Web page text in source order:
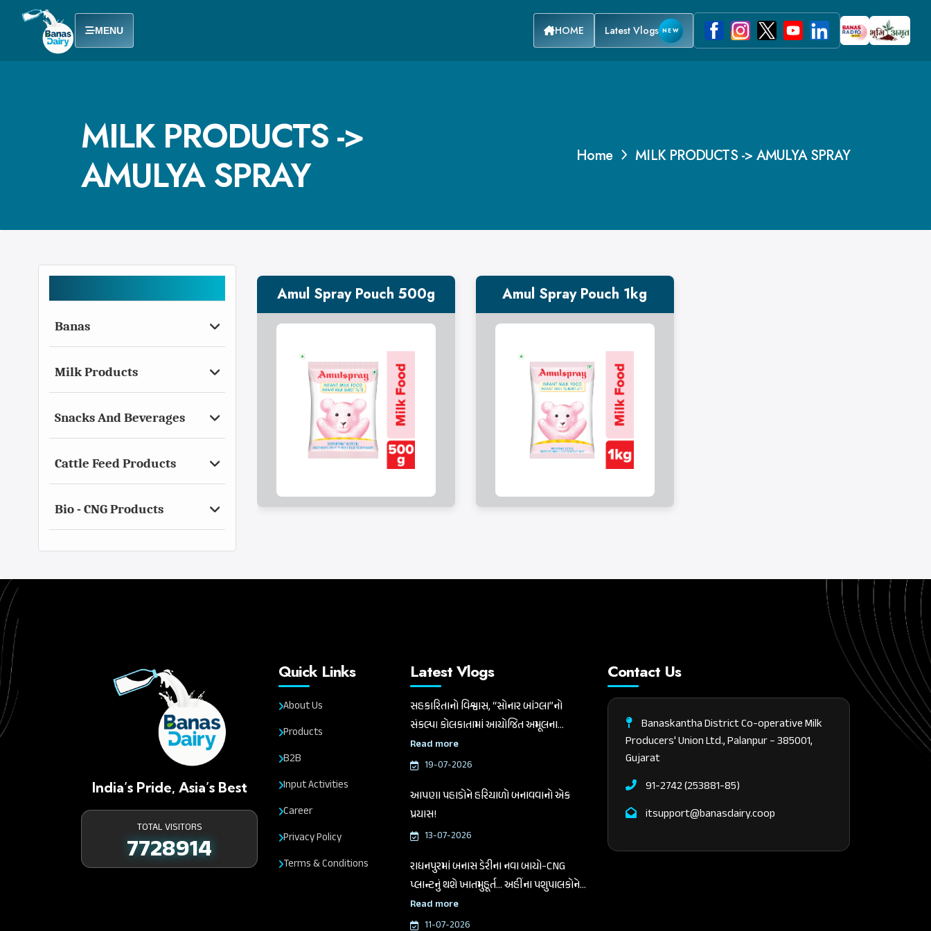
MENU HOME Latest Vlogs NEW
MILK PRODUCTS ->
AMULYA SPRAY
Home MILK PRODUCTS -> AMULYA SPRAY
Banas
Milk Products
Snacks And Beverages
Cattle Feed Products
Bio - CNG Products
Amul Spray Pouch 500g Amul Spray Pouch 1kg
India’s Pride, Asia’s Best
TOTAL VISITORS
7728914
Quick Links
About Us
Products
B2B
Input Activities
Career
Privacy Policy
Terms & Conditions
Latest Vlogs
સહકારિતાનો વિશ્વાસ, “સોનાર બાંગ્લા”નો
સંકલ્પ। કોલકાતામાં આયોજિત અમૂલના
સમારોહમાં માનનીય કેન્દ્રીય ગૃહ અને સહકાર
મંત્રી શ્રી અમિત શાહજીનું સ્વાગત કરતા ગુજરાત
ડેરીના ચેરમેન શ્રી શંકરભાઈ ચૌધરી
Read more
19-07-2026
આપણા પહાડોને હરિયાળો બનાવવાનો એક
પ્રયાસ!
13-07-2026
રાધનપુરમાં બનાસ ડેરીના નવા બાયો-CNG
પ્લાન્ટનું થશે ખાતમુહૂર્ત... અહીંના પશુપાલકોને
હવે ગોબરમાંથી પણ વધારાની આવક મળશે.
ચેરમેન શ્રી શંકરભાઈ ચૌધરીએ આજે આ
Read more
11-07-2026
Contact Us
Banaskantha District Co-operative Milk
Producers' Union Ltd., Palanpur – 385001,
Gujarat
91-2742 (253881-85)
itsupport@banasdairy.coop